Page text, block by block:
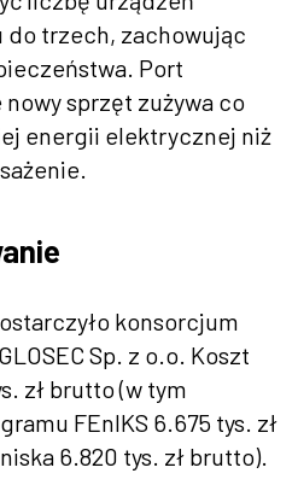
trzech, zachowując
Port
sprzęt zużywa co
energii elektrycznej niż
konsorcjum
Sp. z o.o. Koszt
zł brutto (w tym
FEnIKS 6.675 tys. zł
6.820 tys. zł brutto).